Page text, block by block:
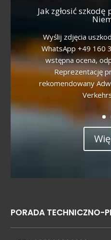
Jak zgłosić
Wyślij zdjęcia
WhatsApp +49 160
wstępna ocena,
Reprezentację
rekomendowany
PORADA TECHNICZNO-